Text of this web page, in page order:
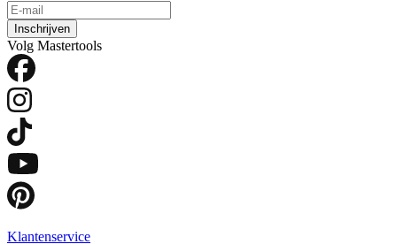
Inschrijven
Volg Mastertools
Klantenservice